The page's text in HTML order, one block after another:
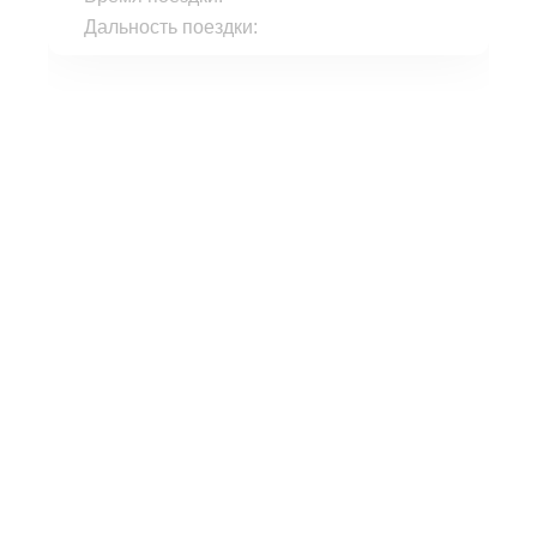
Дальность поездки: